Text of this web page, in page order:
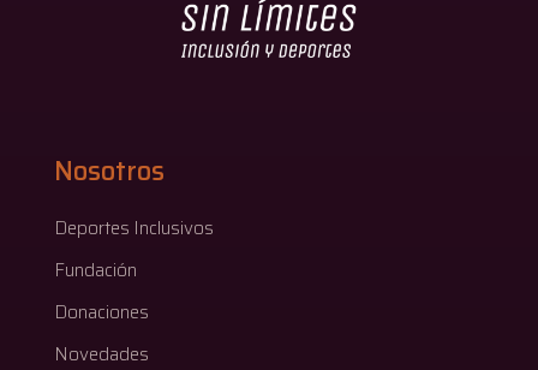
Nosotros
Deportes Inclusivos
Fundación
Donaciones
Novedades